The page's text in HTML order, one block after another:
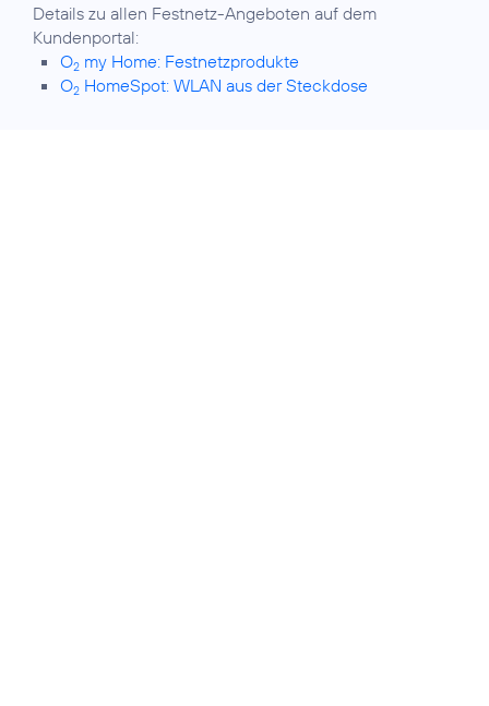
Details zu allen Festnetz-Angeboten auf dem
O2 my Home: Festnetzprodukte
O2 HomeSpot: WLAN aus der Steckdose